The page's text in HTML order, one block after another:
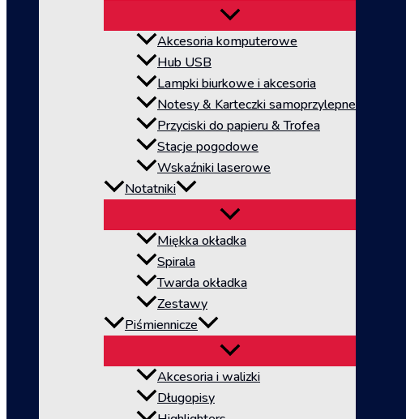
Akcesoria komputerowe
Hub USB
Lampki biurkowe i akcesoria
Notesy & Karteczki samoprzylepne
Przyciski do papieru & Trofea
Stacje pogodowe
Wskaźniki laserowe
Notatniki
Miękka okładka
Spirala
Twarda okładka
Zestawy
Piśmiennicze
Akcesoria i walizki
Długopisy